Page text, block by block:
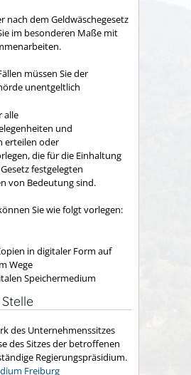
nach dem Geldwäschegesetz
im besonderen Maße mit
müssen Sie der
unentgeltlich
alle
und
erteilen oder
die für die Einhaltung
festgelegten
von Bedeutung sind.
Sie wie folgt vorlegen:
in digitaler Form auf
Wege
Speichermedium
des Unternehmenssitzes
des Sitzes der betroffenen
Regierungspräsidium.
Freiburg